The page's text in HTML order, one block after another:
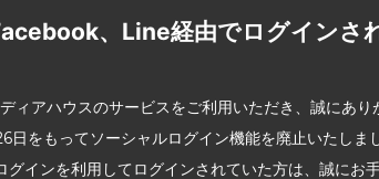
、Line経由でログインさ
ィアハウスのサービスをご利用いただき、誠にあり
日をもってソーシャルログイン機能を廃止いたしまし
グインを利用してログインされていた方は、誠にお